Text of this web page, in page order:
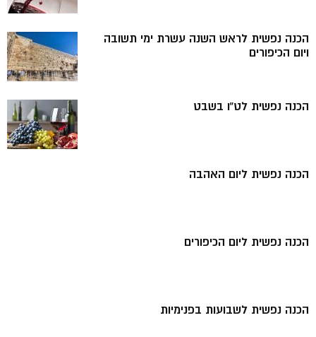
הכנה נפשית לראש השנה עשרת ימי תשובה
ויום הכיפורים
הכנה נפשית לט”ו בשבט
הכנה נפשית ליום האהבה
הכנה נפשית ליום הכיפורים
הכנה נפשית לשבועות בפנימיות